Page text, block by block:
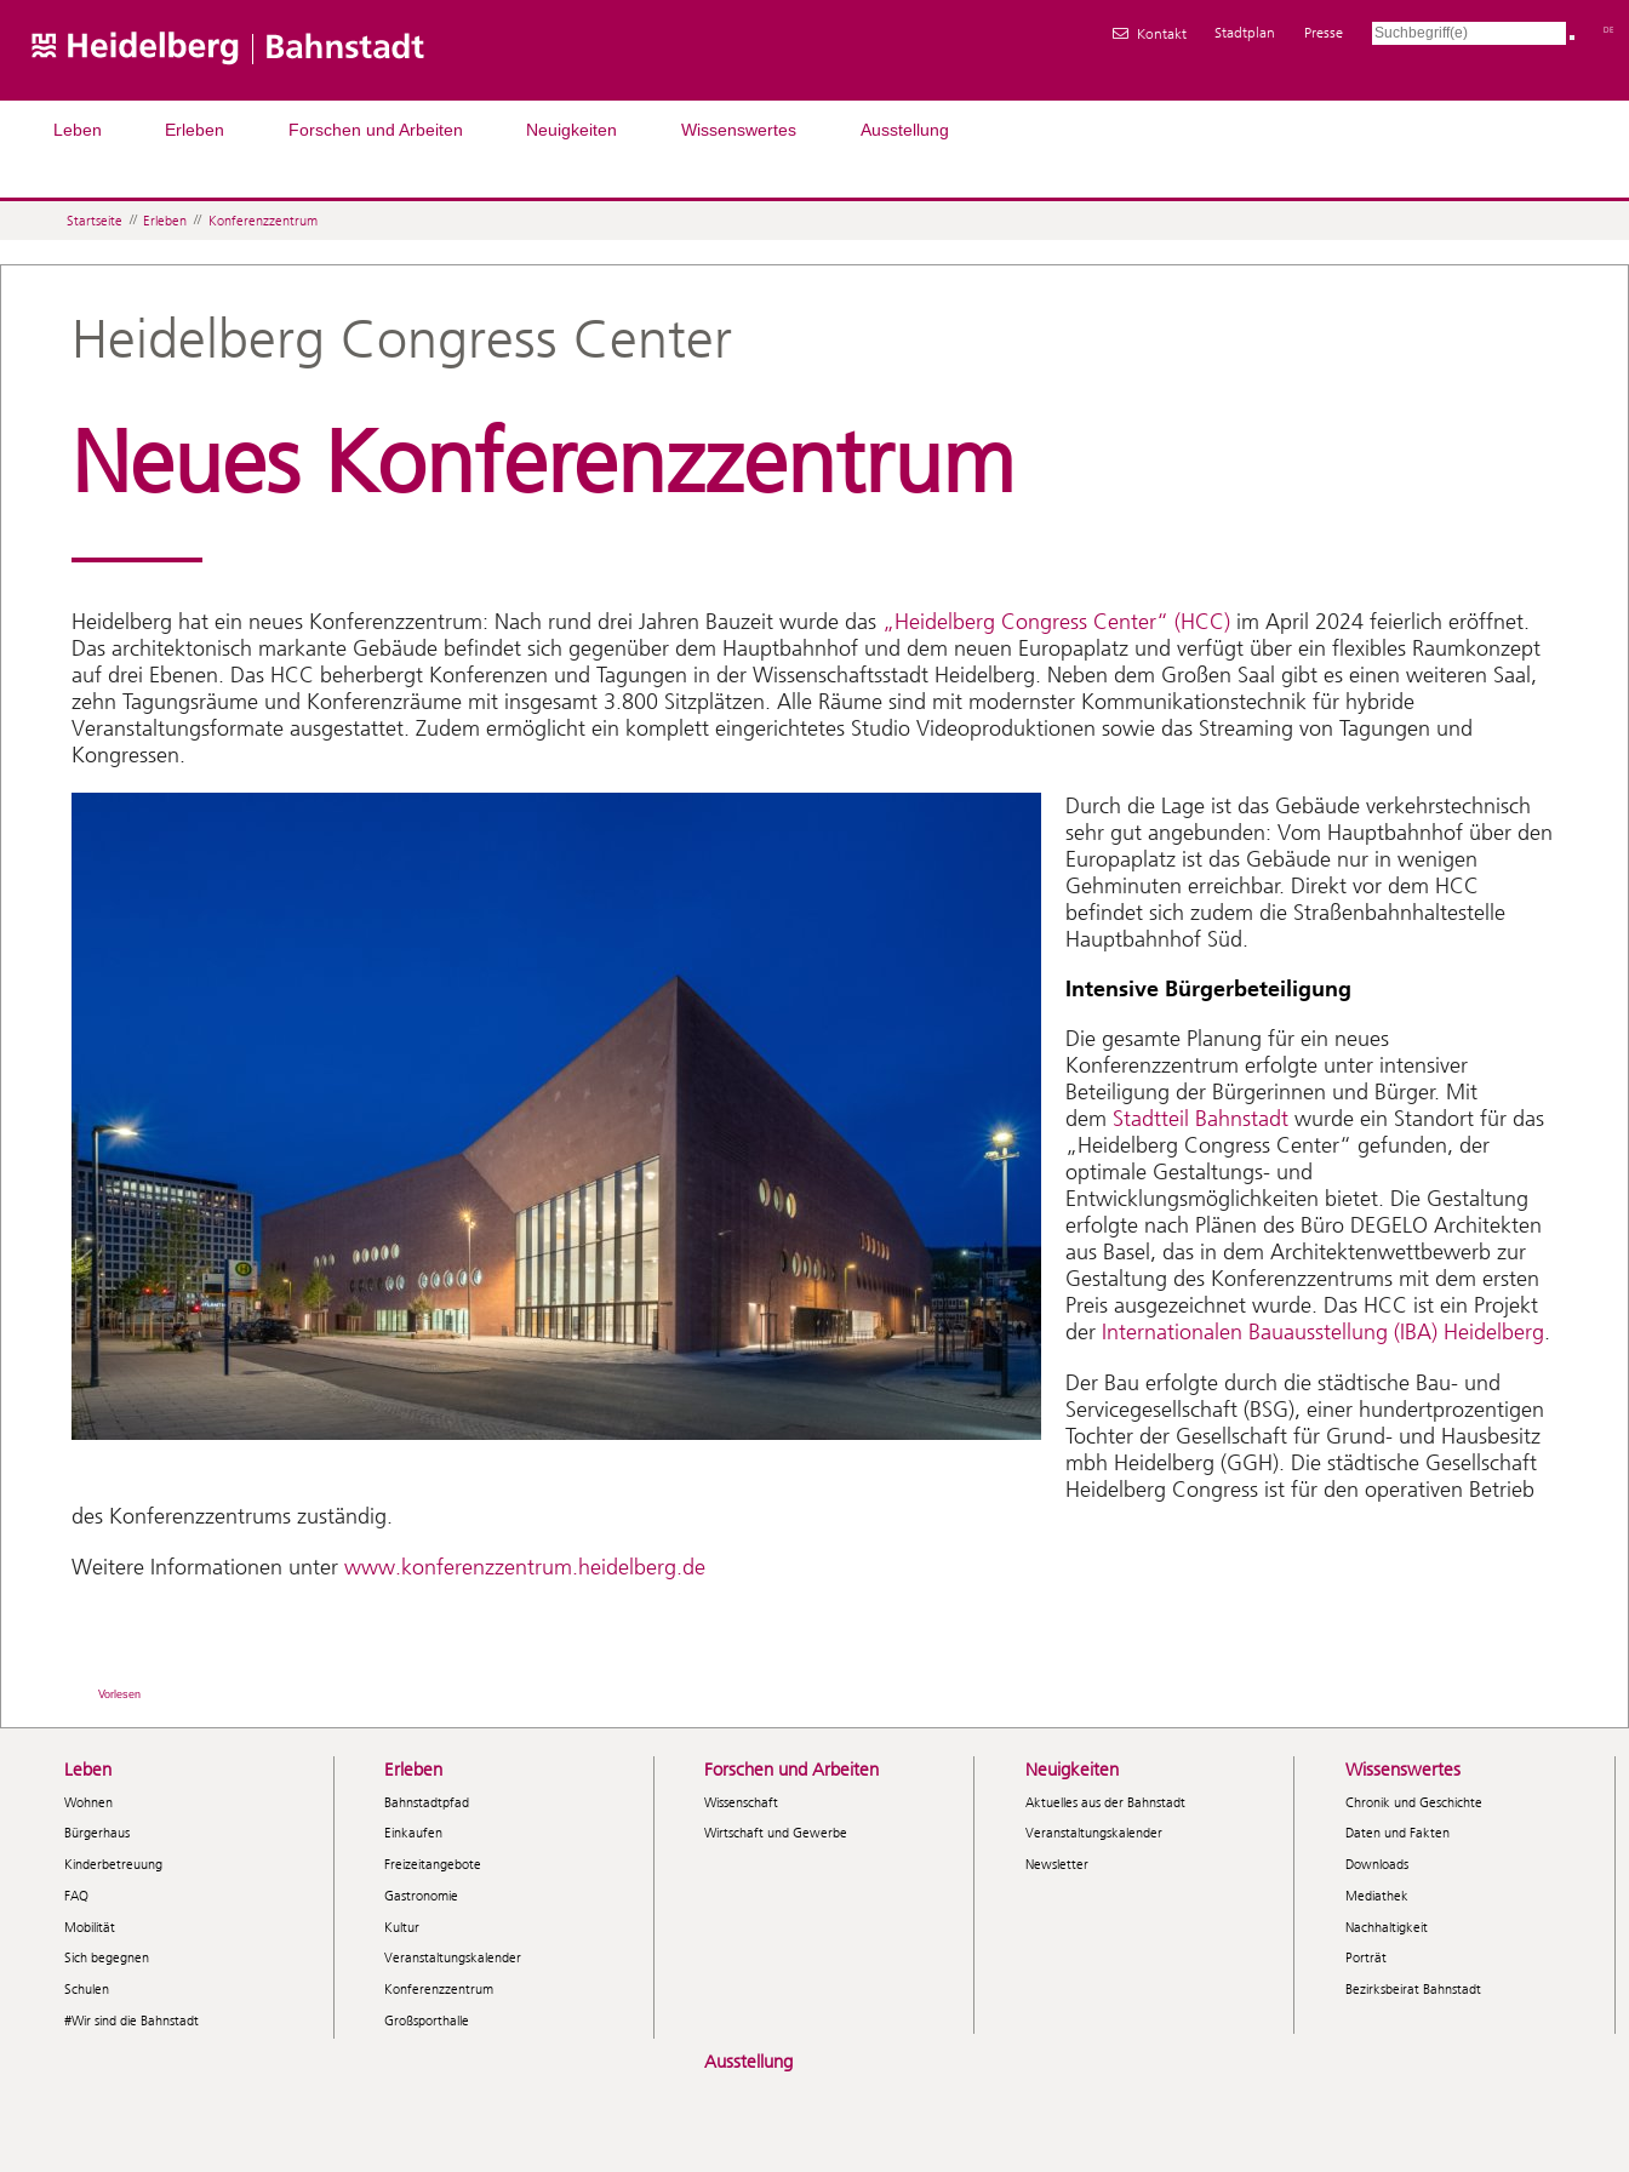
Kontakt Stadtplan Presse DE
Leben Erleben Forschen und Arbeiten Neuigkeiten Wissenswertes Ausstellung
Startseite // Erleben // Konferenzzentrum
Heidelberg Congress Center
Neues Konferenzzentrum
Heidelberg hat ein neues Konferenzzentrum: Nach rund drei Jahren Bauzeit wurde das „Heidelberg Congress Center“ (HCC)im April 2024 feierlich eröffnet.
Das architektonisch markante Gebäude befindet sich gegenüber dem Hauptbahnhof und dem neuen Europaplatz und verfügt über ein flexibles Raumkonzept
auf drei Ebenen. Das HCC beherbergt Konferenzen und Tagungen in der Wissenschaftsstadt Heidelberg. Neben dem Großen Saal gibt es einen weiteren Saal,
zehn Tagungsräume und Konferenzräume mit insgesamt 3.800 Sitzplätzen. Alle Räume sind mit modernster Kommunikationstechnik für hybride
Veranstaltungsformate ausgestattet. Zudem ermöglicht ein komplett eingerichtetes Studio Videoproduktionen sowie das Streaming von Tagungen und
Kongressen.
Durch die Lage ist das Gebäude verkehrstechnisch
sehr gut angebunden: Vom Hauptbahnhof über den
Europaplatz ist das Gebäude nur in wenigen
Gehminuten erreichbar. Direkt vor dem HCC
befindet sich zudem die Straßenbahnhaltestelle
Hauptbahnhof Süd.
Intensive Bürgerbeteiligung
Die gesamte Planung für ein neues
Konferenzzentrum erfolgte unter intensiver
Beteiligung der Bürgerinnen und Bürger. Mit
dem Stadtteil Bahnstadtwurde ein Standort für das
„Heidelberg Congress Center“ gefunden, der
optimale Gestaltungs- und
Entwicklungsmöglichkeiten bietet. Die Gestaltung
erfolgte nach Plänen des Büro DEGELO Architekten
aus Basel, das in dem Architektenwettbewerb zur
Gestaltung des Konferenzzentrums mit dem ersten
Preis ausgezeichnet wurde. Das HCC ist ein Projekt
der Internationalen Bauausstellung (IBA) Heidelberg.
Der Bau erfolgte durch die städtische Bau- und
Servicegesellschaft (BSG), einer hundertprozentigen
Tochter der Gesellschaft für Grund- und Hausbesitz
mbh Heidelberg (GGH). Die städtische Gesellschaft
Heidelberg Congress ist für den operativen Betrieb
des Konferenzzentrums zuständig.
Weitere Informationen unter www.konferenzzentrum.heidelberg.de
Vorlesen
Leben
Wohnen
Bürgerhaus
Kinderbetreuung
FAQ
Mobilität
Sich begegnen
Schulen
#Wir sind die Bahnstadt
Erleben
Bahnstadtpfad
Einkaufen
Freizeitangebote
Gastronomie
Kultur
Veranstaltungskalender
Konferenzzentrum
Großsporthalle
Forschen und Arbeiten
Wissenschaft
Wirtschaft und Gewerbe
Neuigkeiten
Aktuelles aus der Bahnstadt
Veranstaltungskalender
Newsletter
Wissenswertes
Chronik und Geschichte
Daten und Fakten
Downloads
Mediathek
Nachhaltigkeit
Porträt
Bezirksbeirat Bahnstadt
Ausstellung